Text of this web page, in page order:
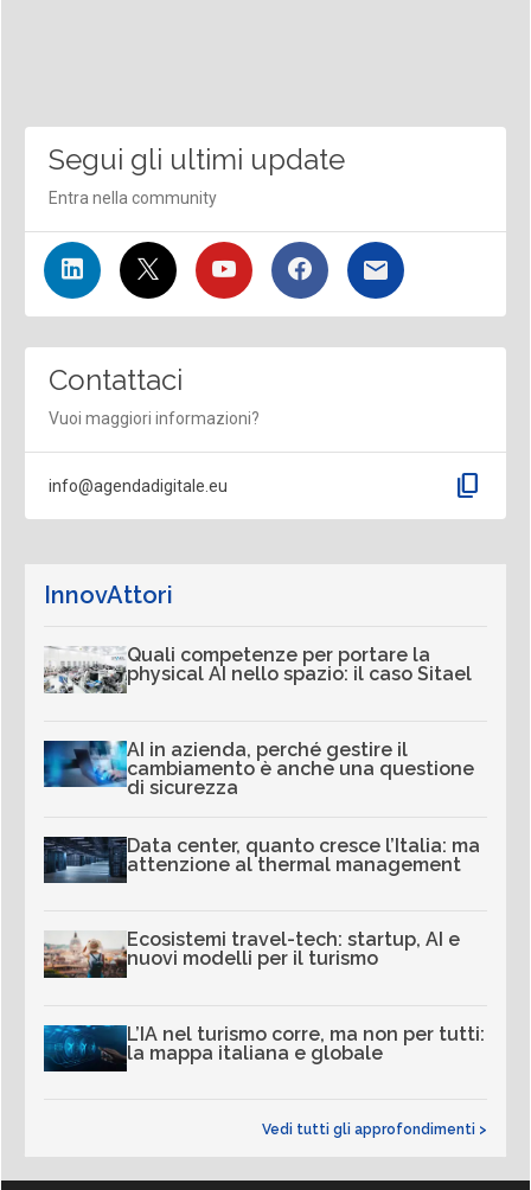
Segui gli ultimi update
Entra nella community
Contattaci
Vuoi maggiori informazioni?
info@agendadigitale.eu content_copy
InnovAttori
Quali competenze per portare la
physical AI nello spazio: il caso Sitael
AI in azienda, perché gestire il
cambiamento è anche una questione
di sicurezza
Data center, quanto cresce l’Italia: ma
attenzione al thermal management
Ecosistemi travel-tech: startup, AI e
nuovi modelli per il turismo
L’IA nel turismo corre, ma non per tutti:
la mappa italiana e globale
Vedi tutti gli approfondimenti >